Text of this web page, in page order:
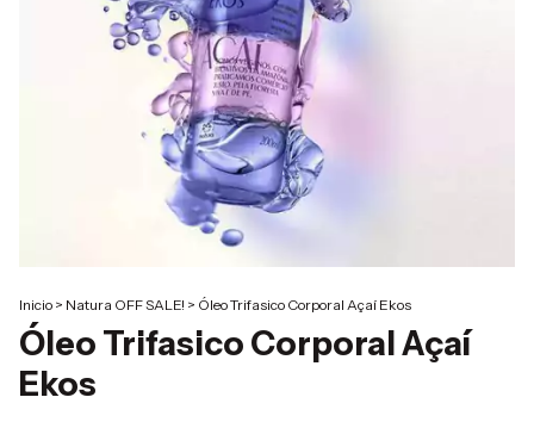
Inicio > Natura OFF SALE! > Óleo Trifasico Corporal Açaí Ekos
Óleo Trifasico Corporal Açaí
Ekos